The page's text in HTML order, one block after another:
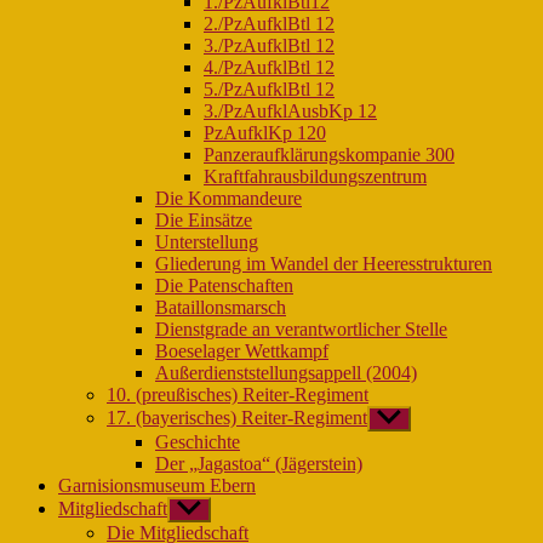
2./PzAufklBtl 12
3./PzAufklBtl 12
4./PzAufklBtl 12
5./PzAufklBtl 12
3./PzAufklAusbKp 12
PzAufklKp 120
Panzeraufklärungskompanie 300
Kraftfahrausbildungszentrum
Die Kommandeure
Die Einsätze
Unterstellung
Gliederung im Wandel der Heeresstrukturen
Die Patenschaften
Bataillonsmarsch
Dienstgrade an verantwortlicher Stelle
Boeselager Wettkampf
Außerdienststellungsappell (2004)
10. (preußisches) Reiter-Regiment
17. (bayerisches) Reiter-Regiment Untermenü
anzeigen
Geschichte
Der „Jagastoa“ (Jägerstein)
Garnisionsmuseum Ebern
Mitgliedschaft Untermenü
anzeigen
Die Mitgliedschaft